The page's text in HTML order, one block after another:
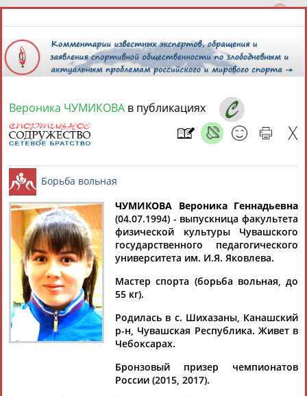
7 августа 2026 года,
СПОРТСМЕНЫ, ТРЕНЕРЫ И СПЕЦИАЛИСТЫ
Найдено: 13181персон Расширенный поиск
Аслаудин
АБАЕВ
Елена
АБАИМОВА
Мария
Юлия
Тамилла
АБАСОВА
Рамазан
АБАЧАРАЕВ
Ростом
Вероника ЧУМИКОВА в публикациях
Борьба вольная
ЧУМИКОВА Вероника Геннадьевна
(04.07.1994) - выпускница факультета
физической культуры Чувашского
государственного педагогического
университета им. И.Я. Яковлева.
Мастер спорта (борьба вольная, до
55 кг).
Родилась в с. Шихазаны, Канашский
р-н, Чувашская Республика. Живет в
Чебоксарах.
Бронзовый призер чемпионатов
России (2015, 2017).